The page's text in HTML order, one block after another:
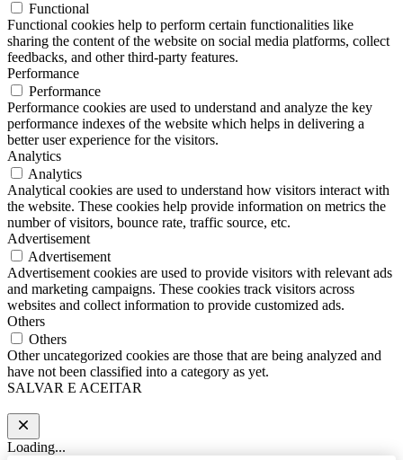
Functional
Functional cookies help to perform certain functionalities like
sharing the content of the website on social media platforms, collect
feedbacks, and other third-party features.
Performance
Performance
Performance cookies are used to understand and analyze the key
performance indexes of the website which helps in delivering a
better user experience for the visitors.
Analytics
Analytics
Analytical cookies are used to understand how visitors interact with
the website. These cookies help provide information on metrics the
number of visitors, bounce rate, traffic source, etc.
Advertisement
Advertisement
Advertisement cookies are used to provide visitors with relevant ads
and marketing campaigns. These cookies track visitors across
websites and collect information to provide customized ads.
Others
Others
Other uncategorized cookies are those that are being analyzed and
have not been classified into a category as yet.
SALVAR E ACEITAR
Loading...